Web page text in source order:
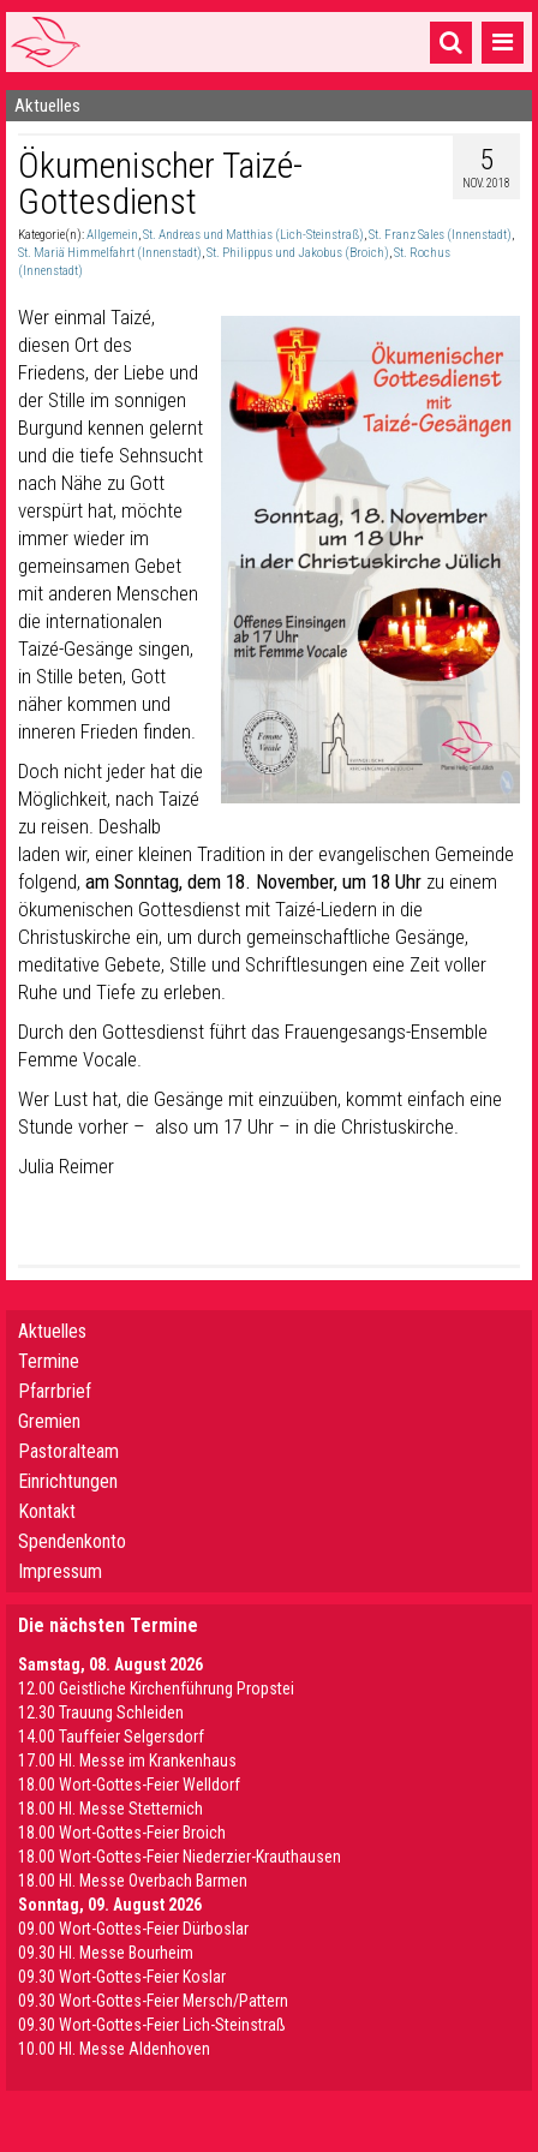
Startseite
1 Pfarrei
16 Gemeinden & mehr
Gottesdienste & Sinnsuche
Sakramente & Feste
Gemeinschaft & Soziales
Musik & Kultur
Seelsorge & Kontakt
Aktuelles
5
NOV. 2018
Ökumenischer Taizé-
Gottesdienst
Kategorie(n):Allgemein,St. Andreas und Matthias (Lich-Steinstraß),St. Franz Sales (Innenstadt),
St. Mariä Himmelfahrt (Innenstadt),St. Philippus und Jakobus (Broich),St. Rochus
(Innenstadt)
Wer einmal Taizé,
diesen Ort des
Friedens, der Liebe und
der Stille im sonnigen
Burgund kennen gelernt
und die tiefe Sehnsucht
nach Nähe zu Gott
verspürt hat, möchte
immer wieder im
gemeinsamen Gebet
mit anderen Menschen
die internationalen
Taizé-Gesänge singen,
in Stille beten, Gott
näher kommen und
inneren Frieden finden.
Doch nicht jeder hat die
Möglichkeit, nach Taizé
zu reisen. Deshalb
laden wir, einer kleinen Tradition in der evangelischen Gemeinde
folgend, am Sonntag, dem 18. November, um 18 Uhr zu einem
ökumenischen Gottesdienst mit Taizé-Liedern in die
Christuskirche ein, um durch gemeinschaftliche Gesänge,
meditative Gebete, Stille und Schriftlesungen eine Zeit voller
Ruhe und Tiefe zu erleben.
Durch den Gottesdienst führt das Frauengesangs-Ensemble
Femme Vocale.
Wer Lust hat, die Gesänge mit einzuüben, kommt einfach eine
Stunde vorher – also um 17 Uhr – in die Christuskirche.
Julia Reimer
Aktuelles
Termine
Pfarrbrief
Gremien
Pastoralteam
Einrichtungen
Kontakt
Spendenkonto
Impressum
Die nächsten Termine
Samstag, 08. August 2026
12.00 Geistliche Kirchenführung Propstei
12.30 Trauung Schleiden
14.00 Tauffeier Selgersdorf
17.00 Hl. Messe im Krankenhaus
18.00 Wort-Gottes-Feier Welldorf
18.00 Hl. Messe Stetternich
18.00 Wort-Gottes-Feier Broich
18.00 Wort-Gottes-Feier Niederzier-Krauthausen
18.00 Hl. Messe Overbach Barmen
Sonntag, 09. August 2026
09.00 Wort-Gottes-Feier Dürboslar
09.30 HI. Messe Bourheim
09.30 Wort-Gottes-Feier Koslar
09.30 Wort-Gottes-Feier Mersch/Pattern
09.30 Wort-Gottes-Feier Lich-Steinstraß
10.00 Hl. Messe Aldenhoven